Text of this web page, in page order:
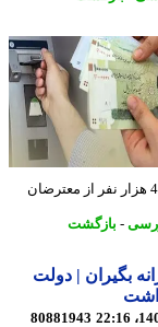
یارانه آنها قطع شده است. تاکنون 450 هزار نفر از معترضان
-بازگشت
| دولت
80881943